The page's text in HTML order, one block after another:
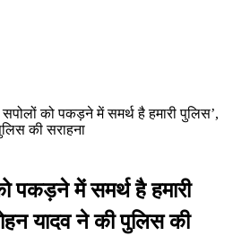
को पकड़ने में समर्थ है हमारी पुलिस’,
की सराहना
पकड़ने में समर्थ है हमारी
यादव ने की पुलिस की